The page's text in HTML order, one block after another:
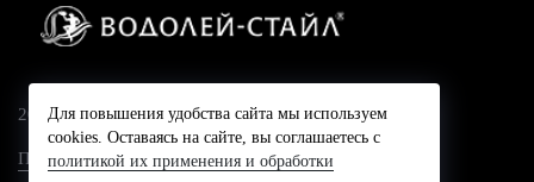
2024 © Компания Водолей-Cтайл
Политика конфидециальности
Для повышения удобства сайта мы используем
cookies. Оставаясь на сайте, вы соглашаетесь с
политикой их применения и обработки